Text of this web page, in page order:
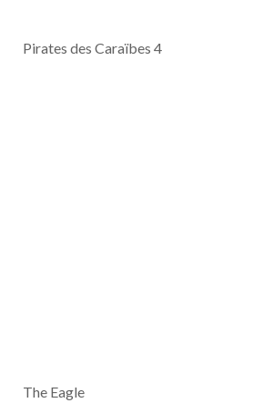
Pirates des Caraïbes 4
The Eagle